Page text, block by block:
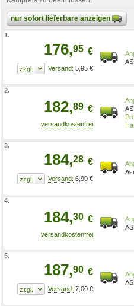
nur sofort lieferbare anzeigen
1.
176,95 €
5,95 €
2.
182,89 €
3.
184,28 €
6,90 €
4.
184,30 €
5.
187,90 €
7,00 €